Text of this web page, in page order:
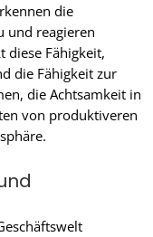
die
und reagieren
diese Fähigkeit,
die Fähigkeit zur
die Achtsamkeit in
von produktiveren